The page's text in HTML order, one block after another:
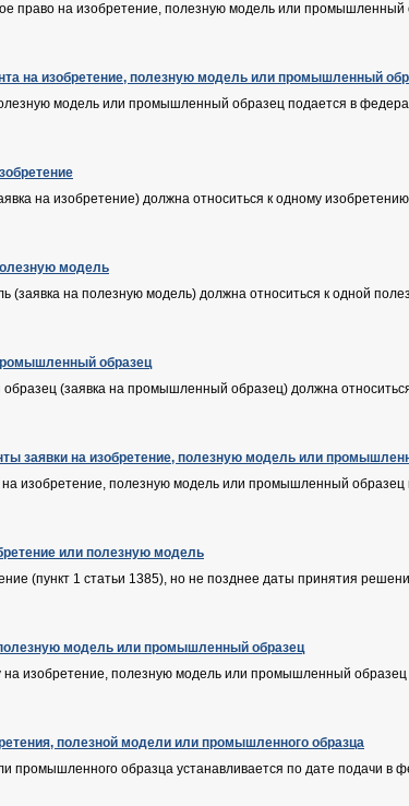
право на изобретение, полезную модель или
на изобретение, полезную модель или промышленный
модель или промышленный образец подается в
на изобретение) должна относиться к одному
модель
(заявка на полезную модель) должна относиться к одной
образец
(заявка на промышленный образец) должна
заявки на изобретение, полезную модель или
на изобретение, полезную модель или промышленный
или полезную модель
(пункт 1 статьи 1385), но не позднее даты принятия
модель или промышленный образец
на изобретение, полезную модель или промышленный
полезной модели или промышленного образца
промышленного образца устанавливается по дате подачи в